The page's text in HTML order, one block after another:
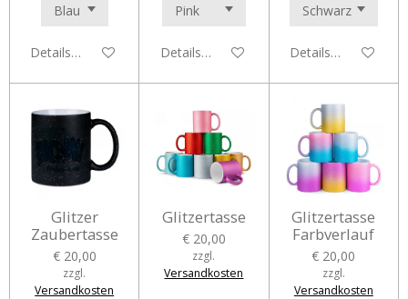
Details anzeigen Details anzeigen Details anzeigen
Glitzer
Zaubertasse
€ 20,00
zzgl.
Versandkosten
Glitzertasse
€ 20,00
zzgl.
Versandkosten
Glitzertasse
Farbverlauf
€ 20,00
zzgl.
Versandkosten